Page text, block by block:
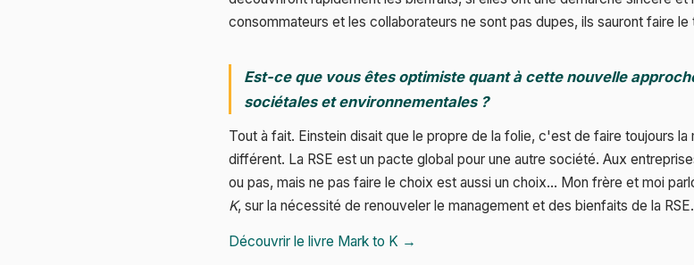
consommateurs et les collaborateurs ne sont pas dupes, ils sauront faire le
Est-ce que vous êtes optimiste quant à cette nouvelle
sociétales et environnementales ?
Tout à fait. Einstein disait que le propre de la folie, c'est de faire toujours
différent. La RSE est un pacte global pour une autre société. Aux
ou pas, mais ne pas faire le choix est aussi un choix… Mon frère et moi
K, sur la nécessité de renouveler le management et des bienfaits de la RSE.
Découvrir le livre Mark to K →